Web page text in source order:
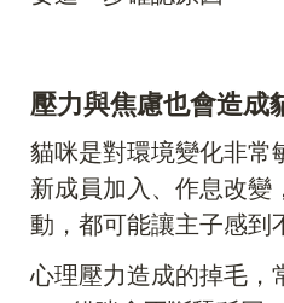
壓力與焦慮也會造成
貓咪是對環境變化非常
新成員加入、作息改變
動，都可能讓主子感到
心理壓力造成的掉毛，